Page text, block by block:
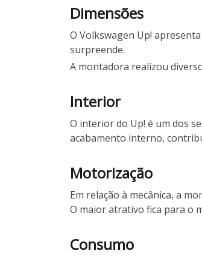
Dimensões
O Volkswagen Up!
surpreende.
A montadora realizou
Interior
O interior do Up! é um dos
acabamento interno,
Motorização
Em relação à mecânica, a
O maior atrativo fica para o
Consumo